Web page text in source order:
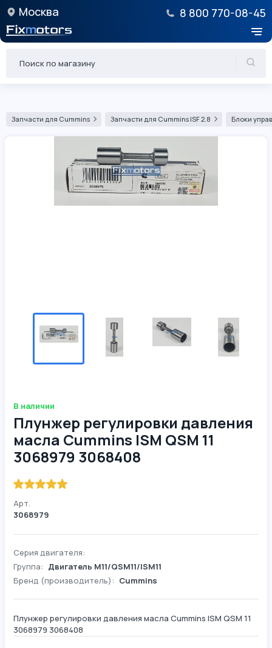
Москва 8 800 770-08-45
Запчасти для Cummins Запчасти для Cummins ISF 2.8 Блоки
В наличии
Плунжер регулировки давления
масла Cummins ISM QSM 11
3068979 3068408
Арт.
3068979
Серия двигателя:
Группа: Двигатель М11/QSM11/ISM11
Бренд (производитель): Cummins
Плунжер регулировки давления масла Cummins ISM QSM 11
3068979 3068408